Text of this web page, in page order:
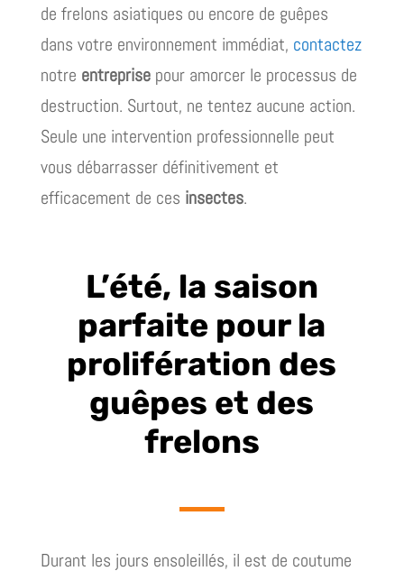
de frelons asiatiques ou encore de guêpes
dans votre environnement immédiat, contactez
notre entreprisepour amorcer le processus de
destruction. Surtout, ne tentez aucune action.
Seule une intervention professionnelle peut
vous débarrasser définitivement et
efficacement de ces insectes.
L’été, la saison
parfaite pour la
prolifération des
guêpes et des
frelons
Durant les jours ensoleillés, il est de coutume